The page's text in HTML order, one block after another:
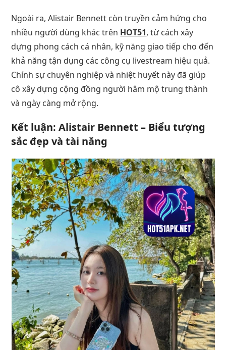
Ngoài ra, Alistair Bennett còn truyền cảm hứng cho
nhiều người dùng khác trên HOT51, từ cách xây
dựng phong cách cá nhân, kỹ năng giao tiếp cho đến
khả năng tận dụng các công cụ livestream hiệu quả.
Chính sự chuyên nghiệp và nhiệt huyết này đã giúp
cô xây dựng cộng đồng người hâm mộ trung thành
và ngày càng mở rộng.
Kết luận: Alistair Bennett – Biểu tượng
sắc đẹp và tài năng